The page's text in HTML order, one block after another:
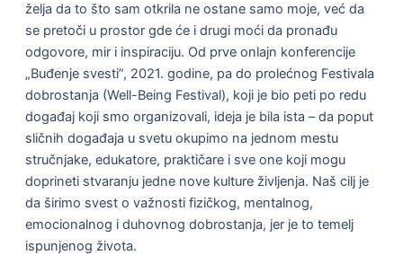
želja da to što sam otkrila ne ostane samo moje, već da
se pretoči u prostor gde će i drugi moći da pronađu
odgovore, mir i inspiraciju. Od prve onlajn konferencije
„Buđenje svesti”, 2021. godine, pa do prolećnog Festivala
dobrostanja (Well-Being Festival), koji je bio peti po redu
događaj koji smo organizovali, ideja je bila ista – da poput
sličnih događaja u svetu okupimo na jednom mestu
stručnjake, edukatore, praktičare i sve one koji mogu
doprineti stvaranju jedne nove kulture življenja. Naš cilj je
da širimo svest o važnosti fizičkog, mentalnog,
emocionalnog i duhovnog dobrostanja, jer je to temelj
ispunjenog života.